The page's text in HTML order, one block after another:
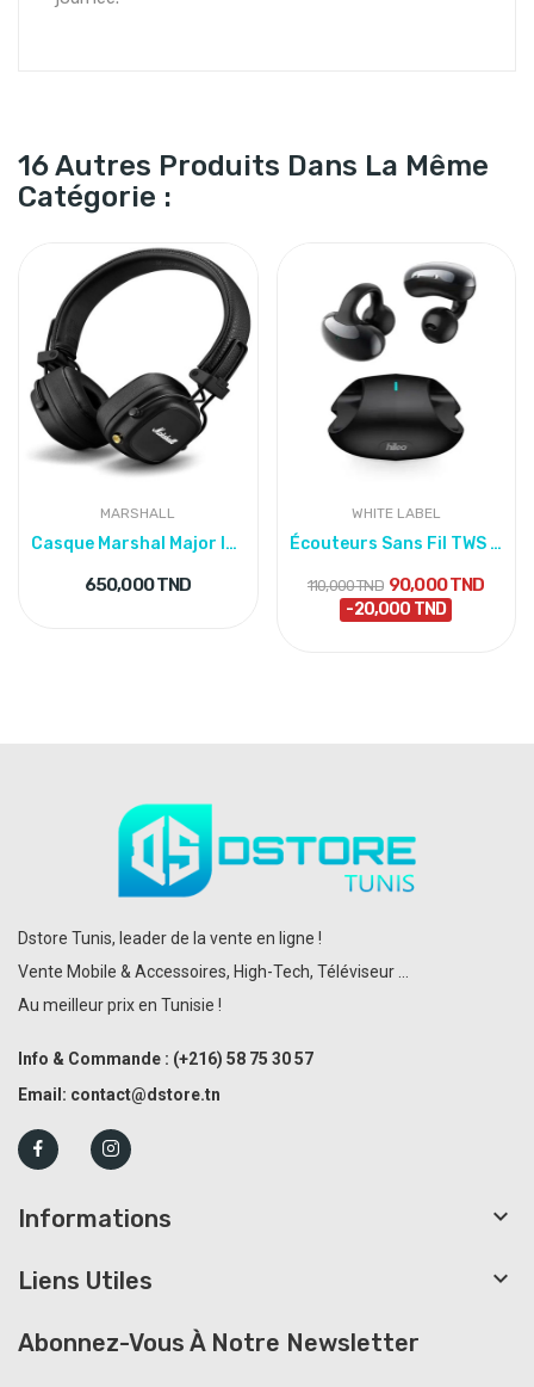
16 Autres Produits Dans La Même
Catégorie :
MARSHALL
Casque Marshal Major IV +80 Hours Of Wireless...
650,000 TND
WHITE LABEL
Écouteurs Sans Fil TWS Bluetooth Hi80
110,000 TND 90,000 TND
-20,000 TND
Dstore Tunis, leader de la vente en ligne !
Vente Mobile & Accessoires, High-Tech, Téléviseur ...
Au meilleur prix en Tunisie !
Info & Commande : (+216) 58 75 30 57
Email: contact@dstore.tn
Informations 
Liens Utiles 
Abonnez-Vous À Notre Newsletter